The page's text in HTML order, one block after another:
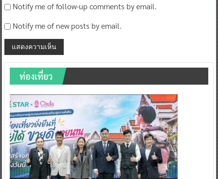
Notify me of follow-up comments by email.
Notify me of new posts by email.
ท่องเที่ยว